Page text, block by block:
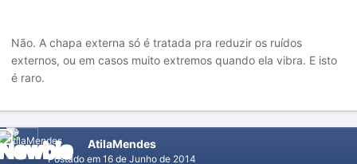
Não. A chapa externa só é tratada pra reduzir os ruídos
externos, ou em casos muito extremos quando ela vibra. E isto
é raro.
AtilaMendes
Postado em 16 de Junho de 2014